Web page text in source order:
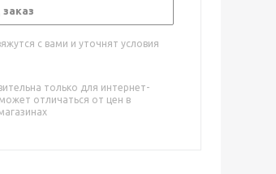
с вами и уточнят условия
только для интернет-
отличаться от цен в